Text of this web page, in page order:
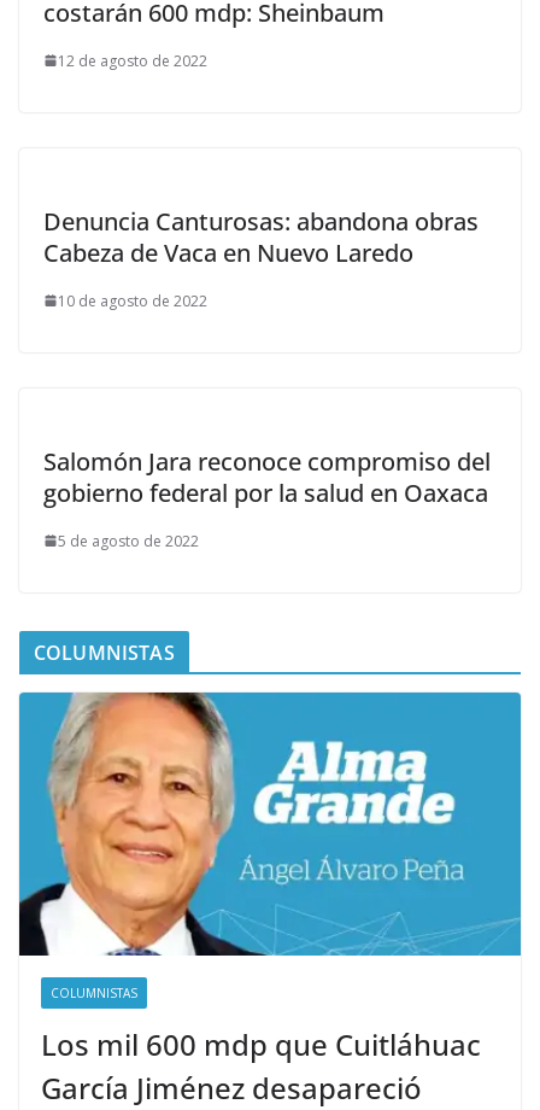
costarán 600 mdp: Sheinbaum
12 de agosto de 2022
Denuncia Canturosas: abandona obras
Cabeza de Vaca en Nuevo Laredo
10 de agosto de 2022
Salomón Jara reconoce compromiso del
gobierno federal por la salud en Oaxaca
5 de agosto de 2022
COLUMNISTAS
COLUMNISTAS
Los mil 600 mdp que Cuitláhuac
García Jiménez desapareció